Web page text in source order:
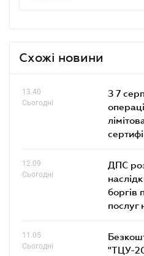
Схожі новини
13.40
Сьогодні
З 7
12.09
Сьогодні
ДПС
боргів
послуг
11.05
Сьогодні
"ТЦУ-